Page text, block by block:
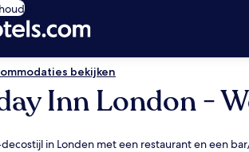
bekijken
Inn London -
in Londen met een restaurant en een